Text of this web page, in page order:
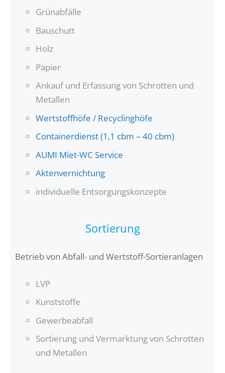
Grünabfälle
Bauschutt
Holz
Papier
Ankauf und Erfassung von Schrotten und
Metallen
Wertstoffhöfe / Recyclinghöfe
Containerdienst (1,1 cbm – 40 cbm)
AUMI Miet-WC Service
Aktenvernichtung
individuelle Entsorgungskonzepte
Sortierung
Betrieb von Abfall- und Wertstoff-Sortieranlagen
LVP
Kunststoffe
Gewerbeabfall
Sortierung und Vermarktung von Schrotten
und Metallen